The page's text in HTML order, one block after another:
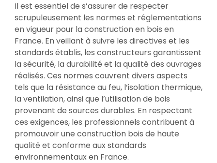
Il est essentiel de s’assurer de respecter
scrupuleusement les normes et réglementations
en vigueur pour la construction en bois en
France. En veillant à suivre les directives et les
standards établis, les constructeurs garantissent
la sécurité, la durabilité et la qualité des ouvrages
réalisés. Ces normes couvrent divers aspects
tels que la résistance au feu, l’isolation thermique,
la ventilation, ainsi que l’utilisation de bois
provenant de sources durables. En respectant
ces exigences, les professionnels contribuent à
promouvoir une construction bois de haute
qualité et conforme aux standards
environnementaux en France.